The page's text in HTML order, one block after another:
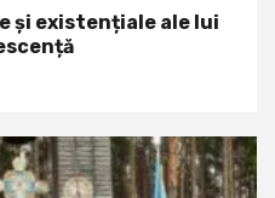
existențiale ale lui